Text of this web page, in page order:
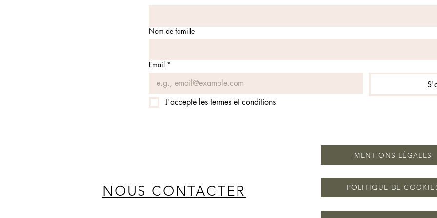
Nom de famille
Email *
J'accepte les termes et conditions
MENTIONS LÉGALES
POLITIQUE DE
NOUS CONTACTER